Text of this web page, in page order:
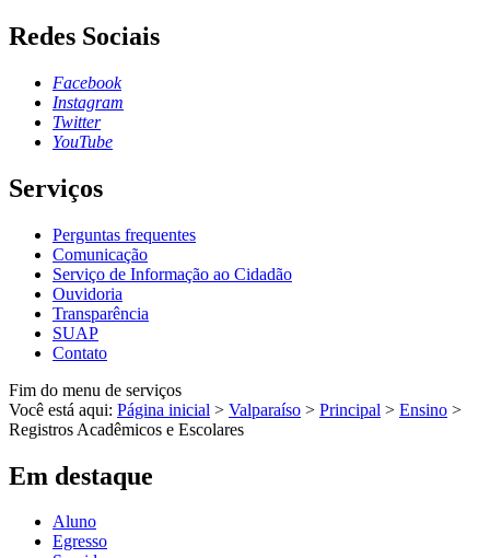
Redes Sociais
Facebook
Instagram
Twitter
YouTube
Serviços
Perguntas frequentes
Comunicação
Serviço de Informação ao Cidadão
Ouvidoria
Transparência
SUAP
Contato
Fim do menu de serviços
Você está aqui: Página inicial > Valparaíso > Principal > Ensino >
Registros Acadêmicos e Escolares
Em destaque
Aluno
Egresso